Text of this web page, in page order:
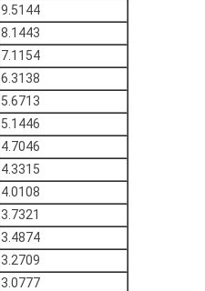
9.5144
8.1443
7.1154
6.3138
5.6713
5.1446
4.7046
4.3315
4.0108
3.7321
3.4874
3.2709
3.0777